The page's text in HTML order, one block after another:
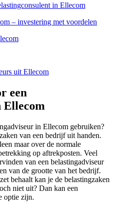
in Ellecom
– investering met voordelen
uit Ellecom
een
Ellecom
in Ellecom gebruiken?
van een bedrijf uit handen.
maar over de normale
op aftrekposten. Veel
van een belastingadviseur
van de grootte van het bedrijf.
behaalt kan je de belastingzaken
niet uit? Dan kan een
optie zijn.